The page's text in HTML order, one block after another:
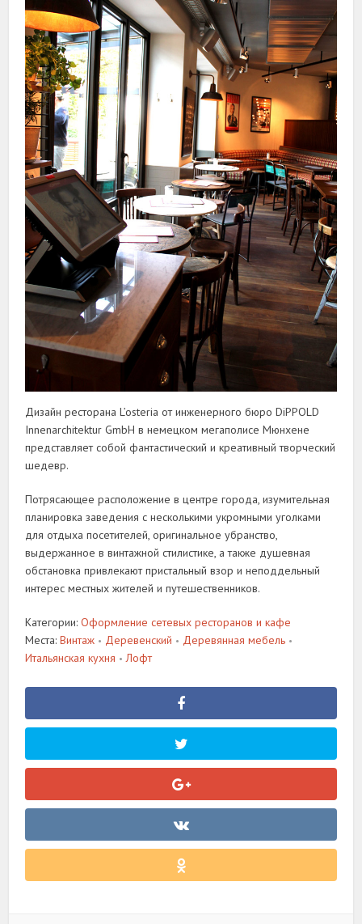
Дизайн ресторана L’osteria от инженерного бюро DiPPOLD
Innenarchitektur GmbH в немецком мегаполисе Мюнхене
представляет собой фантастический и креативный творческий
шедевр.
Потрясающее расположение в центре города, изумительная
планировка заведения с несколькими укромными уголками
для отдыха посетителей, оригинальное убранство,
выдержанное в винтажной стилистике, а также душевная
обстановка привлекают пристальный взор и неподдельный
интерес местных жителей и путешественников.
Категории:Оформление сетевых ресторанов и кафе
Места:Винтаж • Деревенский • Деревянная мебель •
Итальянская кухня • Лофт